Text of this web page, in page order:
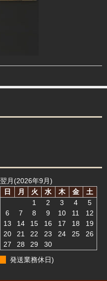
翌月(2026年9月)
日
月 火 水 木 金
土
1
2 3 4
5
6
7 8 9 10 11
12
13
14 15 16 17 18
19
20
21 22 23 24 25
26
27
28 29
30
発送業務休日)